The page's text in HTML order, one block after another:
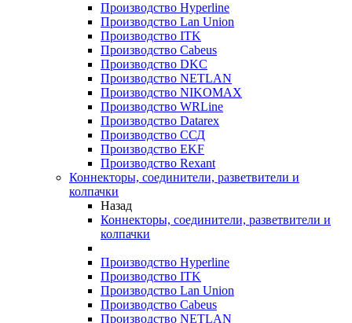
Производство Hyperline
Производство Lan Union
Производство ITK
Производство Cabeus
Производство DKC
Производство NETLAN
Производство NIKOMAX
Производство WRLine
Производство Datarex
Производство ССД
Производство EKF
Производство Rexant
Коннекторы, соединители, разветвители и
колпачки
Назад
Коннекторы, соединители, разветвители и
колпачки
Производство Hyperline
Производство ITK
Производство Lan Union
Производство Cabeus
Производство NETLAN